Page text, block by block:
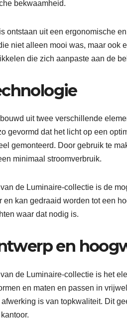
bekwaamheid.
is ontstaan uit een ergonomische
niet alleen mooi was, maar ook
die zich aanpaste aan de
uit twee verschillende
gevormd dat het licht op een
gemonteerd. Door gebruik te
minimaal stroomverbruik.
de Luminaire-collectie is de
en kan gedraaid worden tot een
waar dat nodig is.
en
de Luminaire-collectie is het
en maten en passen in
is van topkwaliteit. Dit